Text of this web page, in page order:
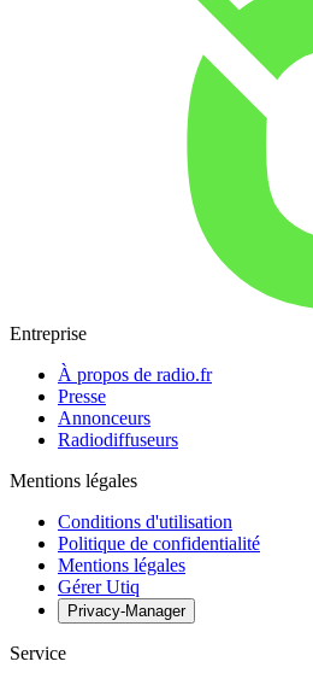
Entreprise
À propos de radio.fr
Presse
Annonceurs
Radiodiffuseurs
Mentions légales
Conditions d'utilisation
Politique de confidentialité
Mentions légales
Gérer Utiq
Privacy-Manager
Service